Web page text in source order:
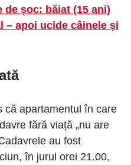
de șoc: băiat (15 ani)
– apoi ucide câinele și
că apartamentul în care
fără viață „nu are
au fost
în jurul orei 21.00,